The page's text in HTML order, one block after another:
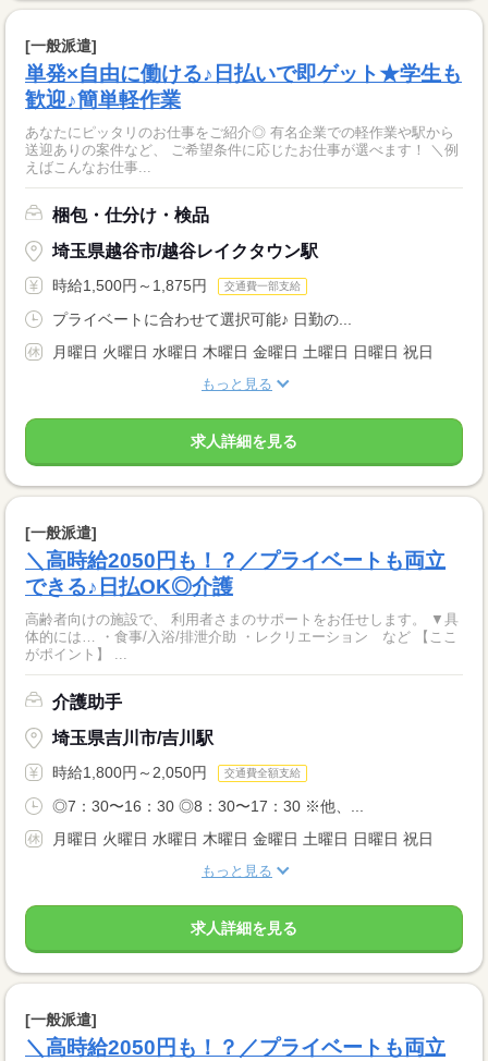
[一般派遣]
単発×自由に働ける♪日払いで即ゲット★学生も
歓迎♪簡単軽作業
あなたにピッタリのお仕事をご紹介◎ 有名企業での軽作業や駅から
送迎ありの案件など、 ご希望条件に応じたお仕事が選べます！ ＼例
えばこんなお仕事...
梱包・仕分け・検品
埼玉県越谷市/越谷レイクタウン駅
時給1,500円～1,875円 交通費一部支給
プライベートに合わせて選択可能♪ 日勤の...
月曜日 火曜日 水曜日 木曜日 金曜日 土曜日 日曜日 祝日
もっと見る
求人詳細を見る
[一般派遣]
＼高時給2050円も！？／プライベートも両立
できる♪日払OK◎介護
高齢者向けの施設で、 利用者さまのサポートをお任せします。 ▼具
体的には… ・食事/入浴/排泄介助 ・レクリエーション など 【ここ
がポイント】 ...
介護助手
埼玉県吉川市/吉川駅
時給1,800円～2,050円 交通費全額支給
◎7：30〜16：30 ◎8：30〜17：30 ※他、...
月曜日 火曜日 水曜日 木曜日 金曜日 土曜日 日曜日 祝日
もっと見る
求人詳細を見る
[一般派遣]
＼高時給2050円も！？／プライベートも両立